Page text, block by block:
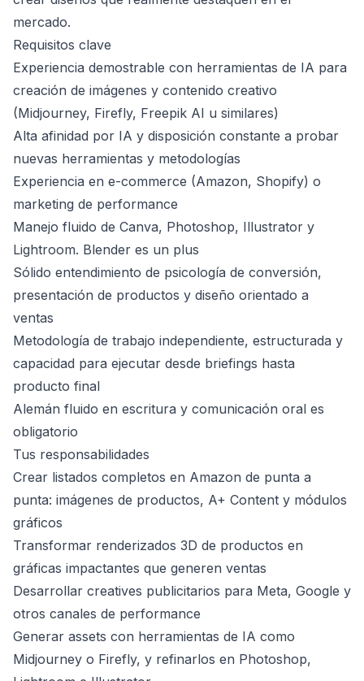
mercado.
Requisitos clave
Experiencia demostrable con herramientas de IA para
creación de imágenes y contenido creativo
(Midjourney, Firefly, Freepik AI u similares)
Alta afinidad por IA y disposición constante a probar
nuevas herramientas y metodologías
Experiencia en e-commerce (Amazon, Shopify) o
marketing de performance
Manejo fluido de Canva, Photoshop, Illustrator y
Lightroom. Blender es un plus
Sólido entendimiento de psicología de conversión,
presentación de productos y diseño orientado a
ventas
Metodología de trabajo independiente, estructurada y
capacidad para ejecutar desde briefings hasta
producto final
Alemán fluido en escritura y comunicación oral es
obligatorio
Tus responsabilidades
Crear listados completos en Amazon de punta a
punta: imágenes de productos, A+ Content y módulos
gráficos
Transformar renderizados 3D de productos en
gráficas impactantes que generen ventas
Desarrollar creatives publicitarios para Meta, Google y
otros canales de performance
Generar assets con herramientas de IA como
Midjourney o Firefly, y refinarlos en Photoshop,